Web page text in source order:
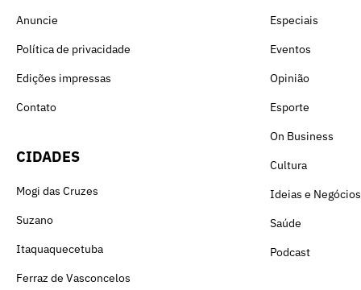
Anuncie
Política de privacidade
Edições impressas
Contato
CIDADES
Mogi das Cruzes
Suzano
Itaquaquecetuba
Ferraz de Vasconcelos
Especiais
Eventos
Opinião
Esporte
On Business
Cultura
Ideias e Negócios
Saúde
Podcast